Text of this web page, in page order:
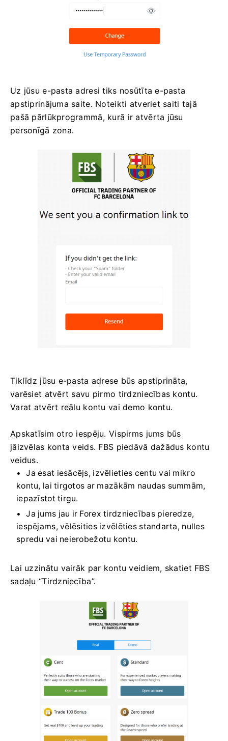
Uz jūsu e-pasta adresi tiks nosūtīta e-pasta
apstiprinājuma saite. Noteikti atveriet saiti tajā
pašā pārlūkprogrammā, kurā ir atvērta jūsu
personīgā zona.
Tiklīdz jūsu e-pasta adrese būs apstiprināta,
varēsiet atvērt savu pirmo tirdzniecības kontu.
Varat atvērt reālu kontu vai demo kontu.
Apskatīsim otro iespēju. Vispirms jums būs
jāizvēlas konta veids. FBS piedāvā dažādus kontu
veidus.
Ja esat iesācējs, izvēlieties centu vai mikro
kontu, lai tirgotos ar mazākām naudas summām,
iepazīstot tirgu.
Ja jums jau ir Forex tirdzniecības pieredze,
iespējams, vēlēsities izvēlēties standarta, nulles
spredu vai neierobežotu kontu.
Lai uzzinātu vairāk par kontu veidiem, skatiet FBS
sadaļu “Tirdzniecība”.